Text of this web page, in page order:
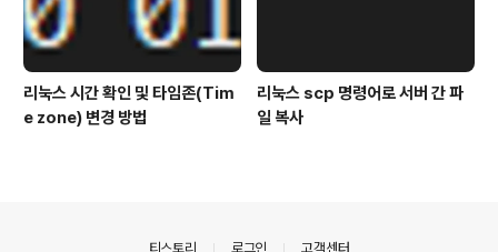
리눅스 시간 확인 및 타임존(Tim
e zone) 변경 방법
리눅스 scp 명령어로 서버 간 파
일 복사
티스토리 로그인 고객센터